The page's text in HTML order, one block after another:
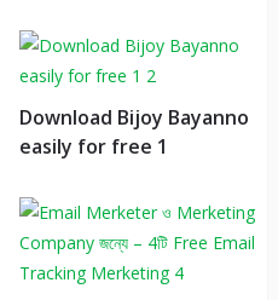
Download Bijoy Bayanno
easily for free 1